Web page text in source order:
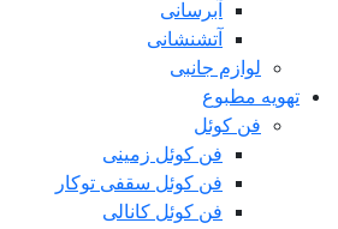
آبرسانی
آتشنشانی
لوازم جانبی
تهویه مطبوع
فن کوئل
فن کوئل زمینی
فن کوئل سقفی توکار
فن کوئل کانالی